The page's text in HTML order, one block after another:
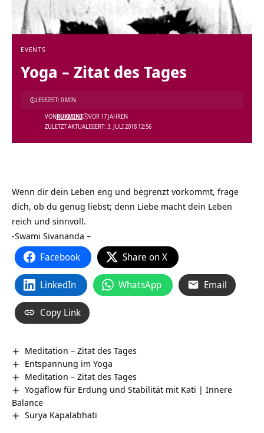
EVENTS
Yoga – Zitat des Tages
ZULETZT AKTUALISIERT: 3. JULI 2018 12:56
VONRUKMINI VOR 17 JAHREN
LESEZEIT: 0 MIN
Wenn dir dein Leben eng und begrenzt vorkommt, frage
dich, ob du genug liebst; denn Liebe macht dein Leben
reich und sinnvoll.
-Swami Sivananda –
Facebook Share on X
LinkedIn WhatsApp Email
Copy Link
Meditation – Zitat des Tages
Entspannung im Yoga
Meditation – Zitat des Tages
Yogaflow für Erdung und Stabilität mit Kati | Innere
Balance
Surya Kapalabhati